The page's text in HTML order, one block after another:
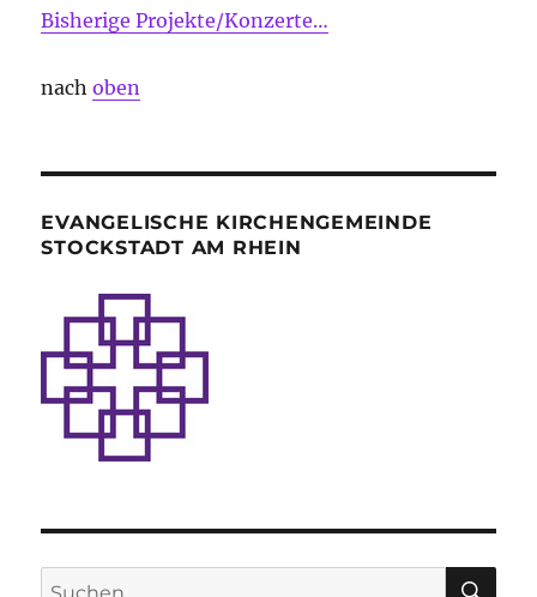
Bisherige Projekte/Konzerte…
nachoben
EVANGELISCHE KIRCHENGEMEINDE
STOCKSTADT AM RHEIN
Suche